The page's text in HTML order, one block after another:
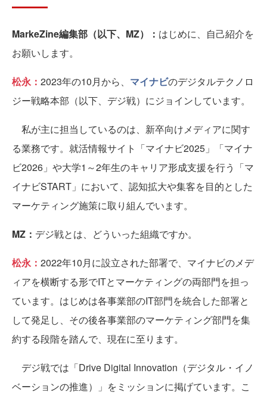
MarkeZine編集部（以下、MZ）： はじめに、自己紹介を
お願いします。
松永： 2023年の10月から、 マイナビのデジタルテクノロ
ジー戦略本部（以下、デジ戦）にジョインしています。
私が主に担当しているのは、新卒向けメディアに関す
る業務です。就活情報サイト「マイナビ2025」「マイナ
ビ2026」や大学1～2年生のキャリア形成支援を行う「マ
イナビSTART」において、認知拡大や集客を目的とした
マーケティング施策に取り組んでいます。
MZ： デジ戦とは、どういった組織ですか。
松永： 2022年10月に設立された部署で、マイナビのメデ
ィアを横断する形でITとマーケティングの両部門を担っ
ています。はじめは各事業部のIT部門を統合した部署と
して発足し、その後各事業部のマーケティング部門を集
約する段階を踏んで、現在に至ります。
デジ戦では「Drive Digital Innovation（デジタル・イノ
ベーションの推進）」をミッションに掲げています。こ